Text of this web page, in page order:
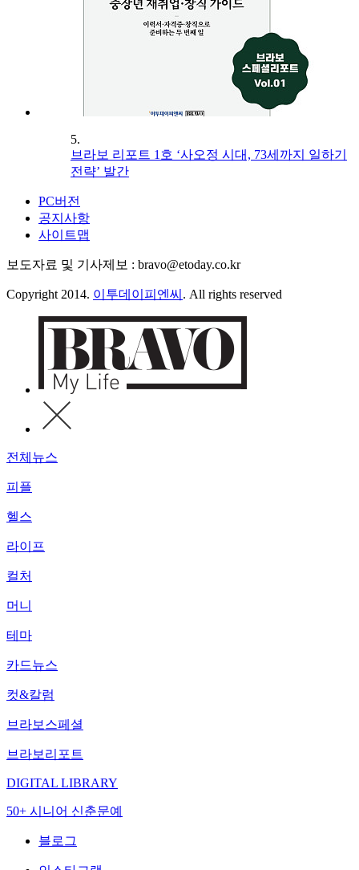
5.
브라보 리포트 1호 ‘사오정 시대, 73세까지 일하기
전략’ 발간
PC버전
공지사항
사이트맵
보도자료 및 기사제보 : bravo@etoday.co.kr
Copyright 2014. 이투데이피엔씨 . All rights reserved
전체뉴스
피플
헬스
라이프
컬처
머니
테마
카드뉴스
컷&칼럼
브라보스페셜
브라보리포트
DIGITAL LIBRARY
50+ 시니어 신춘문예
블로그